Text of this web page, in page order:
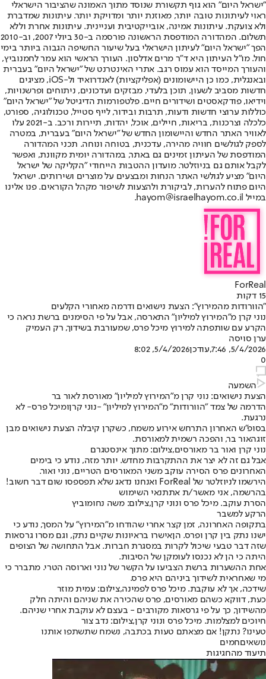
"ישראל היום" הוא גוף תקשורת שנוסד מתוך האמונה שהציבור הישראלי
ראוי לעיתונות טובה יותר, מאוזנת יותר ומדויקת יותר. עיתונות שמדברת
ולא צועקת. עיתונות אמינה, אובייקטיבית ועניינית. עיתונות אחרת וללא
תשלום. המהדורה המודפסת הראשונה פורסמה ב-30 ביולי 2007, וב-2010
הפך "ישראל היום" לעיתון הישראלי בעל שיעור החשיפה הגבוה ביותר בימי
חול. מו"ל העיתון היא ד"ר מרים אדלסון. העורך הראשי הוא עמר לחמנוביץ,
והעורך המייסד הוא עמוס רגב. אתרי האינטרנט של "ישראל היום" בעברית
ובאנגלית, כמו כן היישומונים (אפליקציות) לאנדרואיד ול-iOS, מציגים
חדשות מסביב לשעון, תוכן בלעדי, מבזקים ועדכונים, ניתוחים ופרשנויות,
וידיאו, פודקאסטים ושידורים חיים. פלטפורמות הדיגיטל של "ישראל היום"
כוללות ערוצי חדשות ודעות, תרבות ובידור, לייף סטייל, טכנולוגיה, ספורט,
כלכלה וצרכנות, בריאות, חיילים, אוכל, יהדות, תיירות ורכב. ב-2021 עלו
לאוויר האתר החדש והיישומון החדש של "ישראל היום" בעברית, במטרה
לספק לגולשים חוויה מהירה, עדכנית, בטוחה ונוחה. תכני המהדורה
המודפסת של העיתון זמינים גם באתר, במהדורה יומית מקוונת, ואפשר
לקבל אותם גם בניוזלטר. מועדון ההטבות הייחודי "הקליקה של ישראל
היום" מציע לגולשי האתר הנחות ומבצעים על מוצרים ושירותים. ישראל
היום פתוח להערות, לביקורת ולהצעות לשיפור מקהל הקוראים. פנו אלינו
במייל hayom@israelhayom.co.il.
ForReal
15 דקות
"הוורודות מהמירוץ": הצעת נישואים ודרמה מאחורי הקלעים
נוני קרן מ"המירוץ למיליון" התארסה, אבל על פי הסימנים ברשת נראה כי
הקרע עם שותפתה למירוץ מיכל פרס, שמעורבת בשידוך, רק העמיק
ערן סויסה
5/4/2026, 7:46
,עודכן5/4/2026, 8:02
0
השמעה
הצעת נישואים: נוני קרן מ"המירוץ למיליון" מאורסת לאור בר
הדרמה של צמד "הוורודות" מ"המירוץ למיליון" -נוני קרןומיכל פרס- לא
נרגעת.
בסופ"ש האחרון התרחש אירוע משמח, כשקרן קיבלה הצעת נישואים מבן
זוגהאור בר, והפכה רשמית למאורסת.
נוני קרן ואור בר מאורסים,צילום: מתוך אינסטגרם
אבל גם זה לא יצר את ההתקרבות מחדש. יותר מזה, נודע כי בימים
האחרונים פרס הסירה עוקב משני המאורסים הטריים, נוני ואור.
הירשמו לניוזלטר של ForReal ואנחנו נדאג שלא תפספסו שום דבר חשוב!
בהרשמה, אני מאשר/ת אתתנאי השימוש
הסרת עוקב. מיכל פרס ונוני קרן,צילום: משה נחומוביץ
הרקע למשבר
בתקופה האחרונה, זמן קצר אחרי שהודחו מ"המירוץ" על המסך, נודע כי
ישנו נתק בין קרן ופרס. הןאישרו בראיונות שקיים נתק, וגם מסרו גרסאות
שזה דבר טבעי שיכול לקרות במסגרת חברות. אבל התחושה של הצופים
היתה כי הן לא נכנסו לעומקן של הסיבות.
אחת ההשערות ברשת הצביעו על הקשר של נוני וארוסה הטרי. מתברר כי
מי שאחראית לשידוך ביניהם היא פרס.
שידכה, אך לא עוקבת. מיכל פרס לפמינה,צילום: עמית מוזר
כעת, דווקא כשהם מאורסים, פרס שהכירה את שניהם והיתה חלק
מהשידוך, כך על פי גרסאות מקורבים - בעצם לא עוקבת אחרי שניהם.
חיוכים למצלמות. מיכל פרס ונוני קרן,צילום: נדב צור
טעינו? נתקן! אם מצאתם טעות בכתבה, נשמח שתשתפו אותנו
נושאיםחמים
תיעוד מהחגיגות